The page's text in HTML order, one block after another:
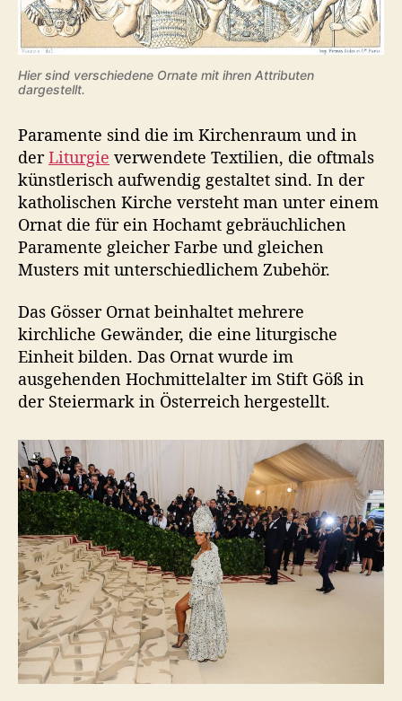
Hier sind verschiedene Ornate mit ihren Attributen
dargestellt.
Paramente sind die im Kirchenraum und in
derLiturgie verwendete Textilien, die oftmals
künstlerisch aufwendig gestaltet sind. In der
katholischen Kirche versteht man unter einem
Ornat die für ein Hochamt gebräuchlichen
Paramente gleicher Farbe und gleichen
Musters mit unterschiedlichem Zubehör.
Das Gösser Ornat beinhaltet mehrere
kirchliche Gewänder, die eine liturgische
Einheit bilden. Das Ornat wurde im
ausgehenden Hochmittelalter im Stift Göß in
der Steiermark in Österreich hergestellt.